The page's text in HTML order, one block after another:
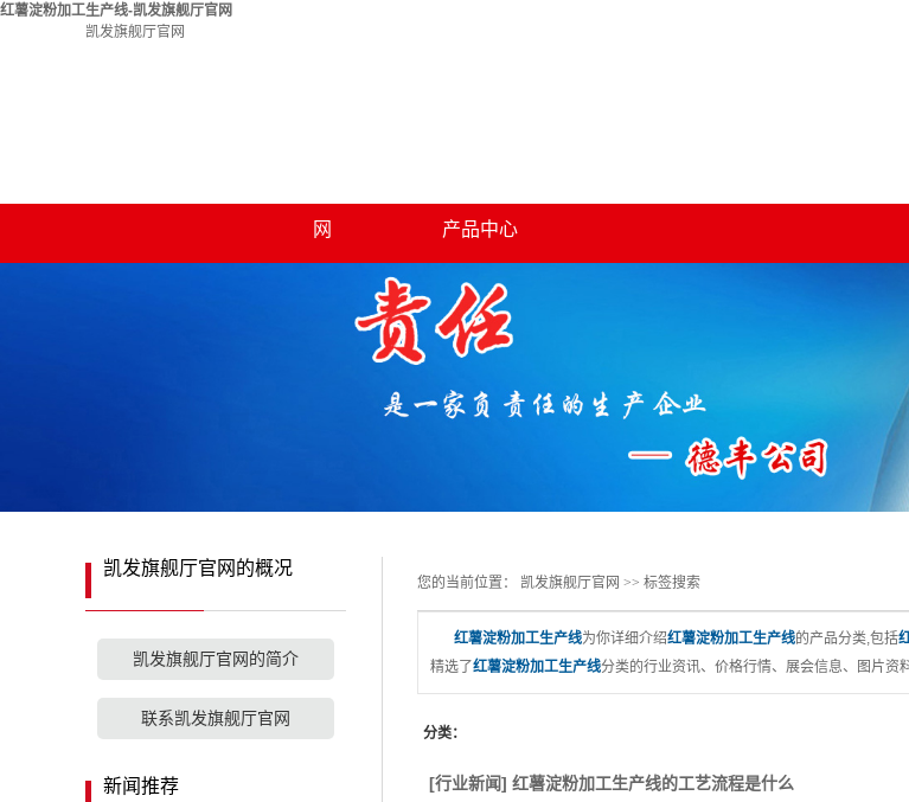
红薯淀粉加工生产线-凯发旗舰厅官网
凯发旗舰厅官网
网
凯发旗舰厅官网的
简介
联系凯发旗舰厅官
产品中心
薯土豆类淀粉加工
渣浆分离机
收割机辅刀器
秸秆粉碎还田机
麦稻两用粉碎机
配套设备
红薯土豆粉碎机
小型铲车
行业新闻
凯发旗舰厅官网的概况
凯发旗舰厅官网的简介
联系凯发旗舰厅官网
新闻推荐
您的当前位置： 凯发旗舰厅官网 >> 标签搜索
红薯淀粉加工生产线为你详细介绍红薯淀粉加工生产线的产品分类,包括
精选了红薯淀粉加工生产线分类的行业资讯、价格行情、展会信息、图片资
分类：
[行业新闻] 红薯淀粉加工生产线的工艺流程是什么